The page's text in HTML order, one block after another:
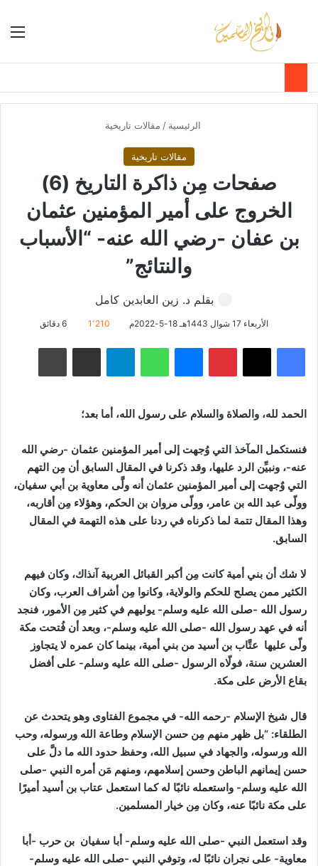
الوضع بحث عن
الرئيسية / مقالات تاريخية
مقالات تاريخية
صفحات مِن ذاكرة التاريخ (6)
الخروج على أمير المؤمنين عثمان
بن عفان -رضي الله عنه- “الأسباب
والنتائج”
بقلم د. زين العابدين كامل
الأربعاء 17 شوال 1443هـ 18-5-2022م 1٬210 6 دقائق
فيسبوك ‫X بينتيريستماسنجر واتساب تيلقرام مشاركة عبر البريد طباعة
الحمد لله، والصلاة والسلام على رسول الله، أما بعد؛
فنستكمل المآخذ التي وُجهت إلى أمير المؤمنين عثمان -رضي الله
عنه-، ونبيِّن الرد عليها، وقد ذكرنا في المقال السابق أن مِن التهم
التي وٌجهت إلى أمير المؤمنين عثمان أنه ولَّى معاوية بن أبي سفيان،
وولّى عبد الله بن عامر، وولّى مروان بن الحكم، وهؤلاء مِن أقاربه،
وهذا المقال تتمة لما ذكرناه في ردنا على هذه التهمة في المقال
السابق.
لا شك أن بني أمية كانت مِن أكبر القبائل العربية آنذاك، وكان فيهم
الكثير ممن يصلح للحكم والولاية، وكانوا مِن أشراف العرب، وكان
رسول الله -صلى الله عليه وسلم- يوليهم في كثير مِن الأمور، فنجد
أنه في عهد رسول الله -صلى الله عليه وسلم-، وبعد أن فُتحت مكة
ولّى عليها عتَّاب بن أسيد من بني أمية، بينما كان عمره لا يتجاوز
العشرين سنة، فولّاه الرسول -صلى الله عليه وسلم- على أفضل
بقاع الأرض على مكة.
قال شيخ الإسلام -رحمه الله- في مجموع الفتاوى وهو يتحدث عن
الطلقاء: “بل ظهر منهم مِن حسن الإسلام وطاعة الله ورسوله، وحب
الله ورسوله، والجهاد في سبيل الله، وحفظ حدود الله ما دلَّ على
حسن إيمانهم الباطن وحسن إسلامهم، ومنهم مَن أمره النبي -صلى
الله عليه وسلم- واستعمله نائبًا له كما استعمل عتاب بن أسيد أميرًا
على مكة نائبًا عنه، وكان مِن خيار المسلمين.
وقد استعمل النبي -صلى الله عليه وسلم- أبا سفيان بن حرب -أبا
معاوية- على نجران نائبًا له، وتوفي النبي -صلى الله عليه وسلم-